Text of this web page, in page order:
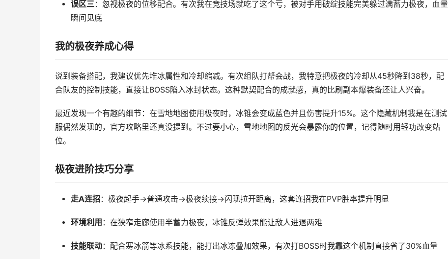
误区三：忽视极夜的位移配合。有次我在竞技场就吃了这个亏，被对手用破绽技能完美躲过满蓄力极夜，血量
瞬间见底
我的极夜养成心得
说到装备搭配，我建议优先堆冰属性和冷却缩减。有次组队打帮会战，我特意把极夜的冷却从45秒降到38秒，配
合队友的控制技能，直接让BOSS陷入冰封状态。这种默契配合的成就感，真的比刷副本爆装备还让人兴奋。
最近发现一个有趣的细节：在雪地地图使用极夜时，冰锥会变成蓝色并且伤害提升15%。这个隐藏机制我是在测试
服偶然发现的，官方攻略里还真没提到。不过要小心，雪地地图的反光会暴露你的位置，记得随时用轻功改变站
位。
极夜进阶技巧分享
走A连招：极夜起手→普通攻击→极夜续接→闪现拉开距离，这套连招我在PVP胜率提升明显
环境利用 ：在狭窄走廊使用半蓄力极夜，冰锥反弹效果能让敌人进退两难
技能联动：配合寒冰箭等冰系技能，能打出冰冻叠加效果，有次打BOSS时我靠这个机制直接省了30%血量